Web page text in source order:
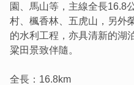
園、馬山等，主線全長16.8
村、楓香林、五虎山，另外
的水利工程，亦具清新的湖
粱田景致伴隨。
全長：16.8km